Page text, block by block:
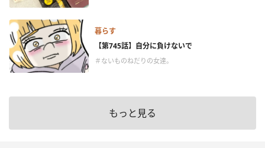
暮らす
【第745話】自分に負けないで
＃ないものねだりの女達。
もっと見る